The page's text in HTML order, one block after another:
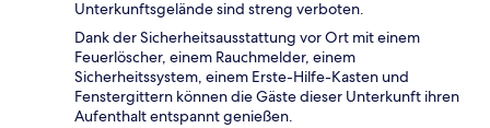
Unterkunftsgelände sind streng verboten.
Dank der Sicherheitsausstattung vor Ort mit einem
Feuerlöscher, einem Rauchmelder, einem
Sicherheitssystem, einem Erste-Hilfe-Kasten und
Fenstergittern können die Gäste dieser Unterkunft ihren
Aufenthalt entspannt genießen.